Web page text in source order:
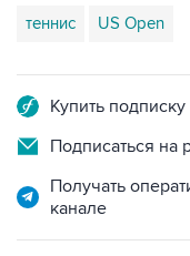
теннис US Open
Купить
Подписаться на
Получать
канале